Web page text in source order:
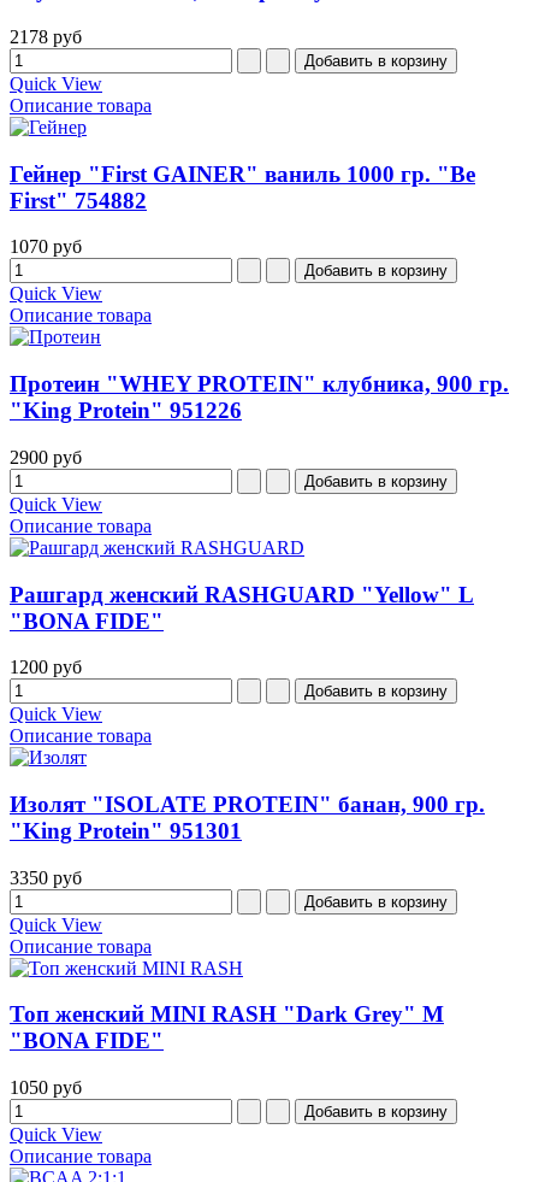
2178 руб
Quick View
Описание товара
Гейнер "First GAINER" ваниль 1000 гр. "Be
First" 754882
1070 руб
Quick View
Описание товара
Протеин "WHEY PROTEIN" клубника, 900 гр.
"King Protein" 951226
2900 руб
Quick View
Описание товара
Рашгард женский RASHGUARD "Yellow" L
"BONA FIDE"
1200 руб
Quick View
Описание товара
Изолят "ISOLATE PROTEIN" банан, 900 гр.
"King Protein" 951301
3350 руб
Quick View
Описание товара
Топ женский MINI RASH "Dark Grey" M
"BONA FIDE"
1050 руб
Quick View
Описание товара